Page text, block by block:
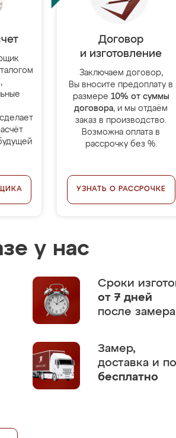
Договор
и изготовление
Заключаем договор,
Вы вносите предоплату в
размере 10% от суммы
договора, и мы отдаём
заказ в производство.
Возможна оплата в
рассрочку без %.
УЗНАТЬ О РАССРОЧКЕ
у нас
Сроки
от 7 дней
после замера
Замер,
доставка и
бесплатно